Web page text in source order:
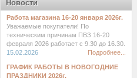
Новости
Работа магазина 16-20 января 2026г.
Уважаемые покупатели! По
техническим причинам ПВЗ 16-20
февраля 2026 работает с 9.30 до 16.30.
15.02.2026
Подробнее...
ГРАФИК РАБОТЫ В НОВОГОДНИЕ
ПРАЗДНИКИ 2026г.